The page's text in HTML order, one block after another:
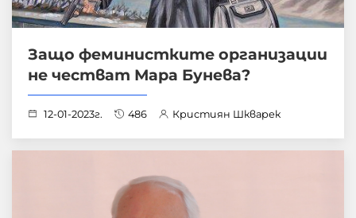
Защо феминистките организации
не честват Мара Бунева?
12-01-2023г. 486 Кристиян Шкварек